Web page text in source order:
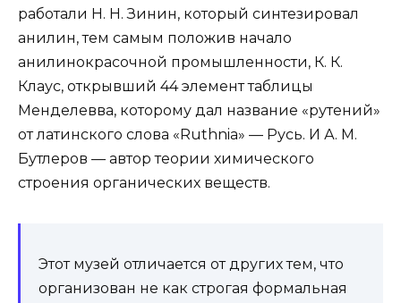
работали Н. Н. Зинин, который синтезировал
анилин, тем самым положив начало
анилинокрасочной промышленности, К. К.
Клаус, открывший 44 элемент таблицы
Менделевва, которому дал название «рутений»
от латинского слова «Ruthnia» — Русь. И А. М.
Бутлеров — автор теории химического
строения органических веществ.
Этот музей отличается от других тем, что
организован не как строгая формальная